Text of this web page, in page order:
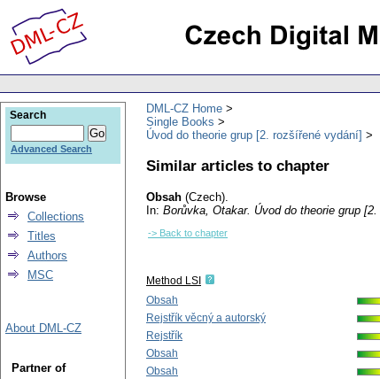
DML-CZ Home
Single Books
Úvod do theorie grup [2. rozšířené vydání]
Similar articles to chapter
Obsah (Czech).
In: Borůvka, Otakar. Úvod do theorie grup
-> Back to chapter
Method LSI
Obsah
Rejstřík věcný a autorský
Rejstřík
Obsah
Obsah
Search
Advanced Search
Browse
Collections
Titles
Authors
MSC
About DML-CZ
Partner of